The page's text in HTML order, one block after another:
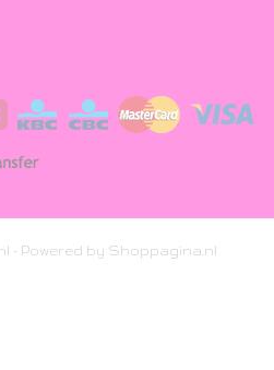
- Powered by Shoppagina.nl